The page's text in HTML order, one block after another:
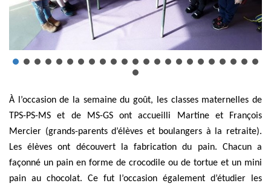
À l’occasion de la semaine du goût, les classes maternelles de
TPS-PS-MS et de MS-GS ont accueilli Martine et François
Mercier (grands-parents d’élèves et boulangers à la retraite).
Les élèves ont découvert la fabrication du pain. Chacun a
façonné un pain en forme de crocodile ou de tortue et un mini
pain au chocolat. Ce fut l’occasion également d’étudier les